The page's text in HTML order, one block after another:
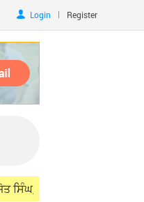
Login | Register
ਮੰਤਰੀ ਜੈਸ਼ੰਕਰ ਨਾਲ ਮੁਲਾਕਾਤ